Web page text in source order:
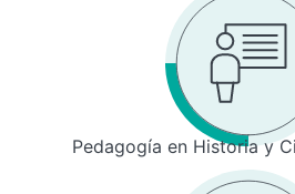
Pedagogía en Historia y